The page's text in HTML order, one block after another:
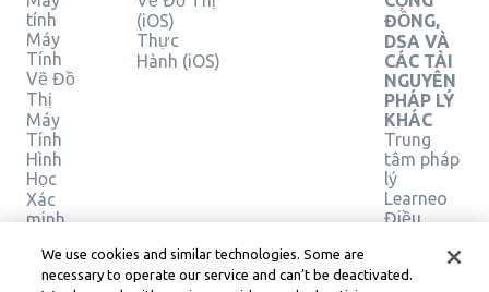
tính
Máy
Tính
Vẽ Đồ
Thị
Máy
Tính
Hình
Học
Xác
minh
pháp
(iOS)
Thực
Hành (iOS)
ĐỒNG,
DSA VÀ
CÁC TÀI
NGUYÊN
PHÁP LÝ
KHÁC
Trung
tâm pháp
lý
Learneo
Điều
của
We use cookies and similar technologies. Some are
necessary to operate our service and can’t be deactivated.